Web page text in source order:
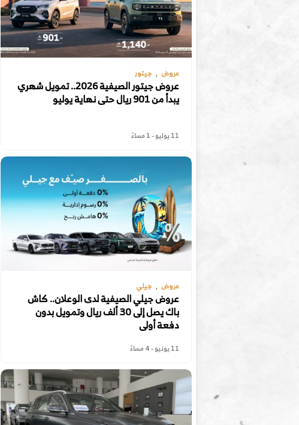
عروض جيتور
عروض جيتور الصيفية 2026.. تمويل شهري
يبدأ من 901 ريال حتى نهاية يوليو
11 يوليو - 1 مساءً
عروض جيلي
عروض جيلي الصيفية لدى الوعلان.. كاش
باك يصل إلى 30 ألف ريال وتمويل بدون
دفعة أولى
11 يونيو - 4 مساءً